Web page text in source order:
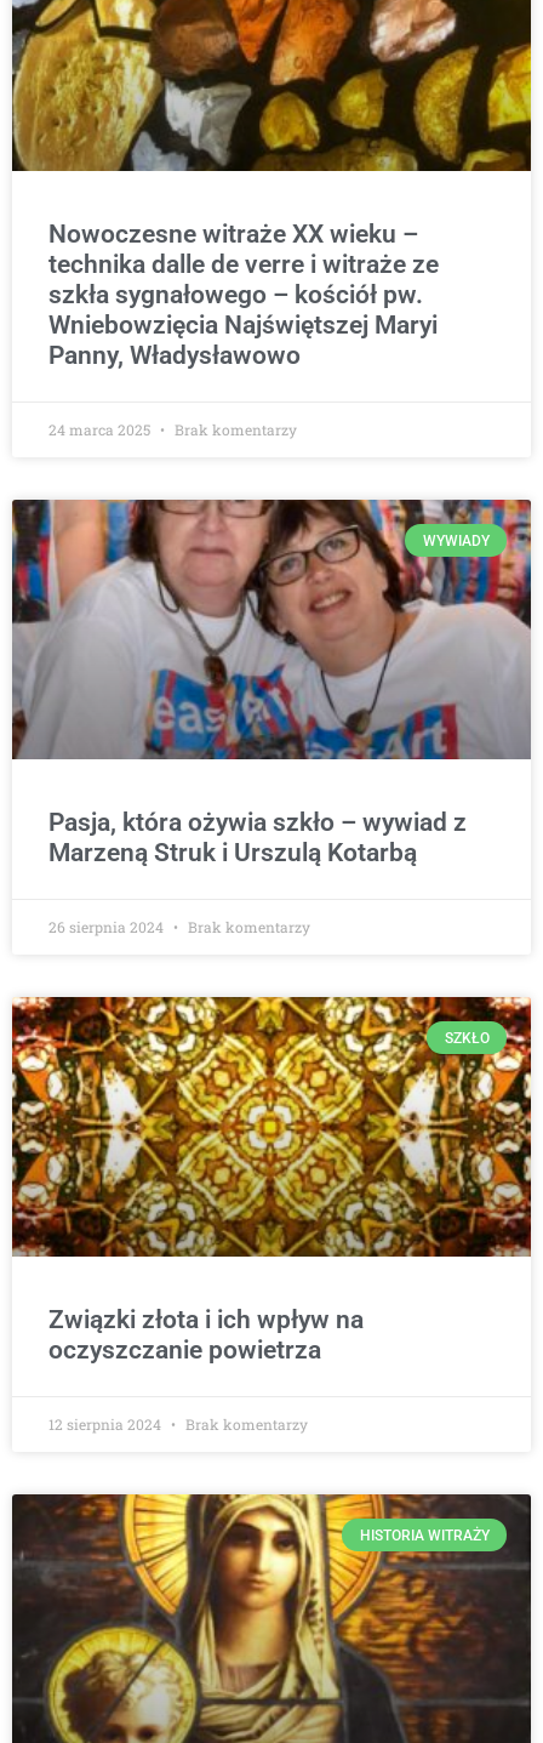
Nowoczesne witraże XX wieku –
technika dalle de verre i witraże ze
szkła sygnałowego – kościół pw.
Wniebowzięcia Najświętszej Maryi
Panny, Władysławowo
24 marca 2025 Brak komentarzy
WYWIADY
Pasja, która ożywia szkło – wywiad z
Marzeną Struk i Urszulą Kotarbą
26 sierpnia 2024 Brak komentarzy
SZKŁO
Związki złota i ich wpływ na
oczyszczanie powietrza
12 sierpnia 2024 Brak komentarzy
HISTORIA WITRAŻY